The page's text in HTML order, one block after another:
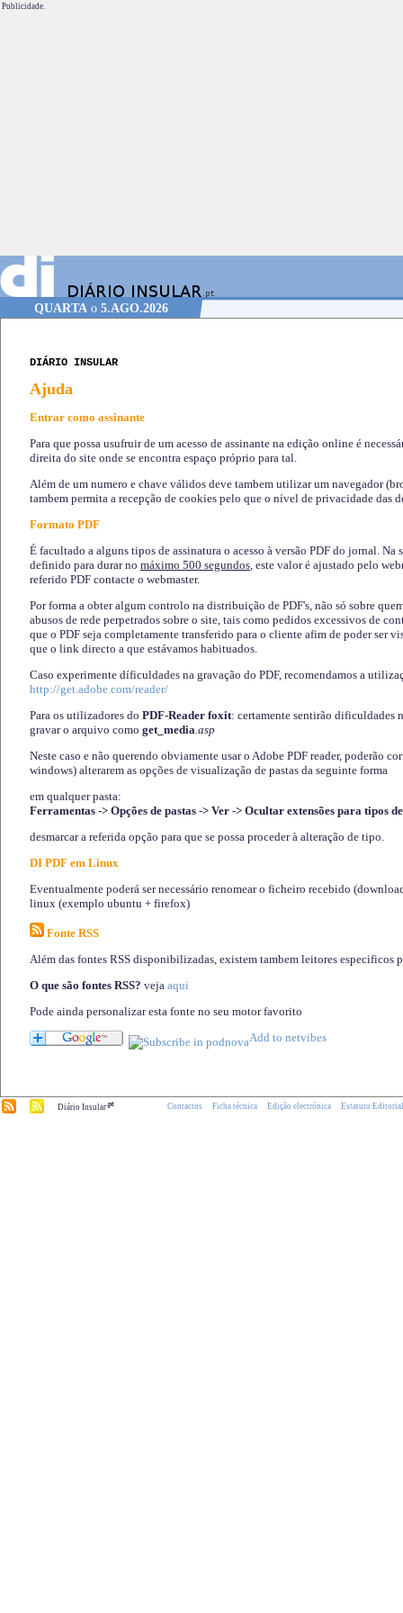
Publicidade.
QUARTA o 5.AGO.2026
DIÁRIO INSULAR
Ajuda
Entrar como assinante
Para que possa usufruir de um acesso de assinante na edição online é
direita do site onde se encontra espaço próprio para tal.
Além de um numero e chave válidos deve tambem utilizar um navegador
tambem permita a recepção de cookies pelo que o nível de privacidade das
Formato PDF
É facultado a alguns tipos de assinatura o acesso à versão PDF do jornal. Na
definido para durar no máximo 500 segundos, este valor é ajustado pelo
referido PDF contacte o webmaster.
Por forma a obter algum controlo na distribuição de PDF's, não só sobre
abusos de rede perpetrados sobre o site, tais como pedidos excessivos de
que o PDF seja completamente transferido para o cliente afim de poder ser
que o link directo a que estávamos habituados.
Caso experimente díficuldades na gravação do PDF, recomendamos a
http://get.adobe.com/reader/
Para os utilizadores do PDF-Reader foxit: certamente sentirão dificuldades
gravar o arquivo como get_media.asp
Neste caso e não querendo obviamente usar o Adobe PDF reader, poderão
windows) alterarem as opções de visualização de pastas da seguinte forma
em qualquer pasta:
Ferramentas -> Opções de pastas -> Ver -> Ocultar extensões para tipos
desmarcar a referida opção para que se possa proceder à alteração de tipo.
DI PDF em Linux
Eventualmente poderá ser necessário renomear o ficheiro recebido
linux (exemplo ubuntu + firefox)
Fonte RSS
Além das fontes RSS disponibilizadas, existem tambem leitores especificos
O que são fontes RSS? veja aqui
Pode ainda personalizar esta fonte no seu motor favorito
Diário Insular.pt Contactos Ficha técnica Edição electrónica Estatuto Editorial